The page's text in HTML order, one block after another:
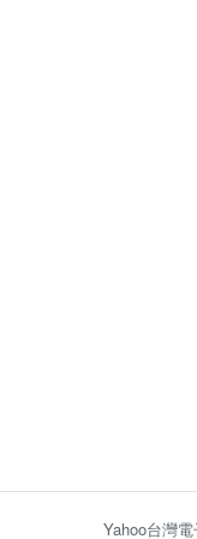
Yahoo台灣